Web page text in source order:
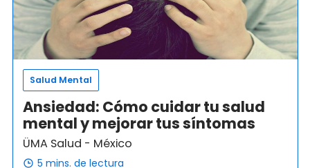
Salud Mental
Ansiedad: Cómo cuidar tu salud
mental y mejorar tus síntomas
ÜMA Salud - México
5 mins. de lectura